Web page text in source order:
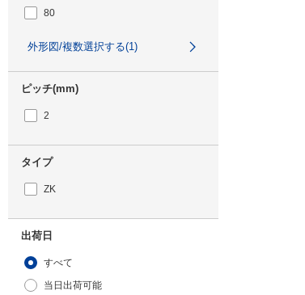
80
外形図/複数選択する(1)
ピッチ(mm)
2
タイプ
ZK
出荷日
すべて
当日出荷可能